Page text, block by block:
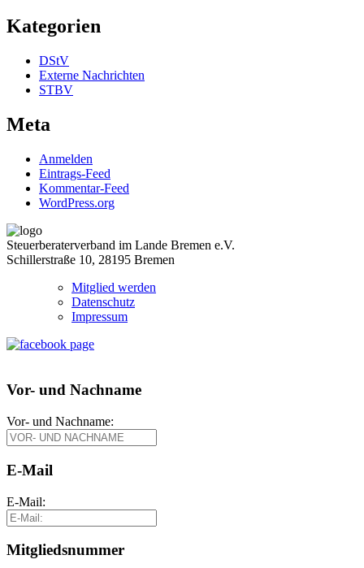
Kategorien
DStV
Externe Nachrichten
STBV
Meta
Anmelden
Eintrags-Feed
Kommentar-Feed
WordPress.org
Steuerberaterverband im Lande Bremen e.V.
Schillerstraße 10, 28195 Bremen
Mitglied werden
Datenschutz
Impressum
Vor- und Nachname
Vor- und Nachname:
E-Mail
E-Mail:
Mitgliedsnummer